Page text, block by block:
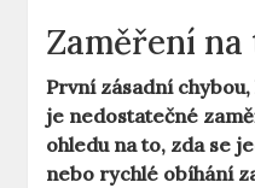
Zaměření
První zásadní
je nedostatečné
ohledu na to, zda se
nebo rychlé obíhání